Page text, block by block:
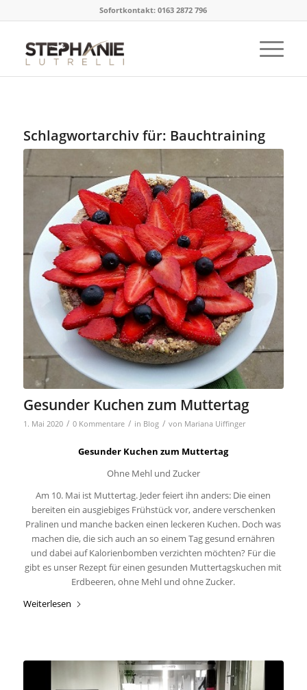
Sofortkontakt: 0163 2872 796
Schlagwortarchiv für: Bauchtraining
Gesunder Kuchen zum Muttertag
1. Mai 2020 / 0 Kommentare / in Blog / von Mariana Uiffinger
Gesunder Kuchen zum Muttertag
Ohne Mehl und Zucker
Am 10. Mai ist Muttertag. Jeder feiert ihn anders: Die einen
bereiten ein ausgiebiges Frühstück vor, andere verschenken
Pralinen und manche backen einen leckeren Kuchen. Doch was
machen die, die sich auch an so einem Tag gesund ernähren
und dabei auf Kalorienbomben verzichten möchten? Für die
gibt es unser Rezept für einen gesunden Muttertagskuchen mit
Erdbeeren, ohne Mehl und ohne Zucker.
Weiterlesen